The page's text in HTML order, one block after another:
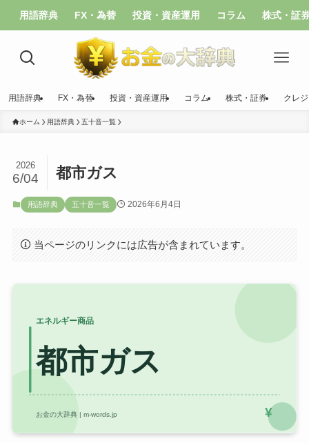
用語辞典 FX・為替 投資・資産運用 コラム 株式・証
用語辞典 FX・為替 投資・資産運用 コラム 株式・証券 クレ
ホーム 用語辞典 五十音一覧
都市ガス
2026
6/04
用語辞典 五十音一覧 2026年6月4日
当ページのリンクには広告が含まれています。